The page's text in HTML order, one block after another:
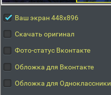
Ваш экран 448x896
Скачать оригинал
Фото-статус Вконтакте
Обложка для Вконтакте
Обложка для Одноклассники